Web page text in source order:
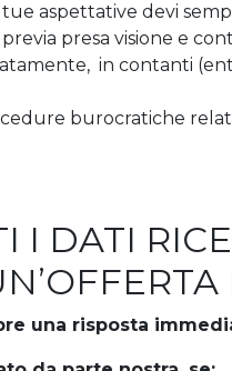
aspettative devi
presa visione e
in contanti
burocratiche
I DATI
una risposta